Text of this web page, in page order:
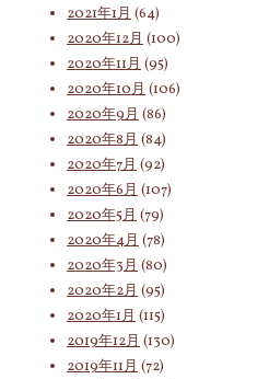
2021年1月 (64)
2020年12月 (100)
2020年11月 (95)
2020年10月 (106)
2020年9月 (86)
2020年8月 (84)
2020年7月 (92)
2020年6月 (107)
2020年5月 (79)
2020年4月 (78)
2020年3月 (80)
2020年2月 (95)
2020年1月 (115)
2019年12月 (130)
2019年11月 (72)